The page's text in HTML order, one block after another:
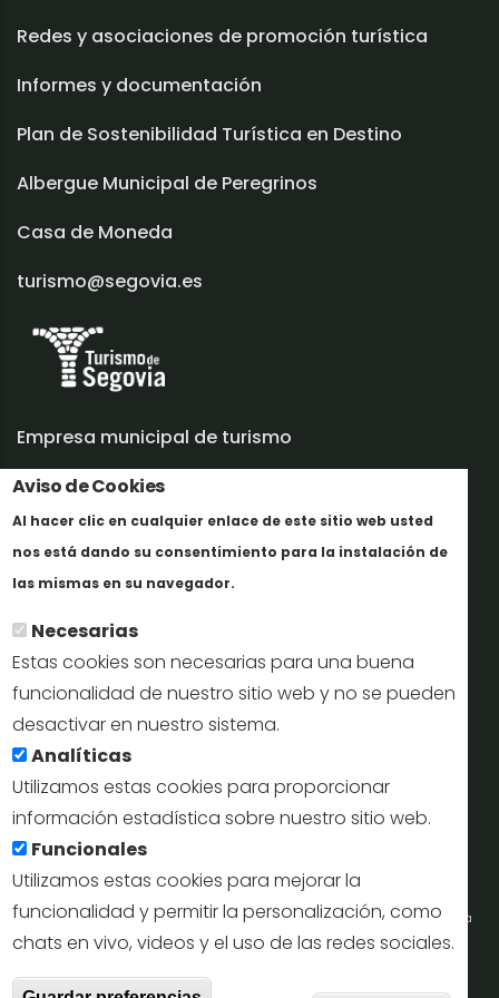
Aviso de Cookies
Al hacer clic en cualquier enlace de este sitio web usted
nos está dando su consentimiento para la instalación de
las mismas en su navegador.
Necesarias
Estas cookies son necesarias para una buena
funcionalidad de nuestro sitio web y no se pueden
desactivar en nuestro sistema.
Analíticas
Utilizamos estas cookies para proporcionar
información estadística sobre nuestro sitio web.
Funcionales
Utilizamos estas cookies para mejorar la
funcionalidad y permitir la personalización, como
chats en vivo, videos y el uso de las redes sociales.
Redes y asociaciones de promoción turística
Informes y documentación
Plan de Sostenibilidad Turística en Destino
Albergue Municipal de Peregrinos
Casa de Moneda
turismo@segovia.es
Empresa municipal de turismo
Trabaja con nosotros
Informes y documentación
Perfil del contratante
Oficinas de Turismo
reservas@turismodesegovia.com
info@turismodesegovia.com
Aviso legal |
Portal de la Concejalía de Turismo (Ayuntamiento de Segovia) y la Empresa
Municipal de Turismo de Segovia © 2022